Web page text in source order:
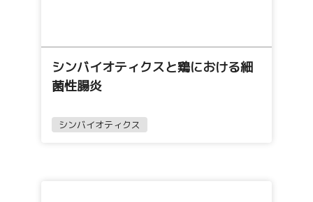
シンバイオティクスと鶏における細
菌性腸炎
シンバイオティクス